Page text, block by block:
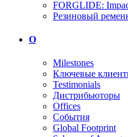
FORGLIDE:
Резиновый
О
Milestones
Ключевые
Testimonials
Дистрибьюторы
Offices
События
Global Footprint